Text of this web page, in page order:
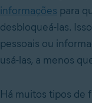
informações para
desbloqueá-las.
pessoais ou
usá-las, a menos
Há muitos tipos de